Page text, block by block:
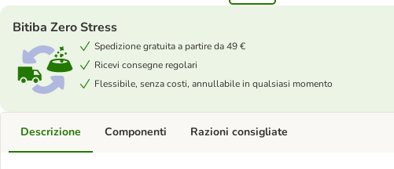
Bitiba Zero Stress
Spedizione gratuita a partire da 49 €
Ricevi consegne regolari
Flessibile, senza costi, annullabile in qualsiasi momento
Descrizione Componenti Razioni consigliate